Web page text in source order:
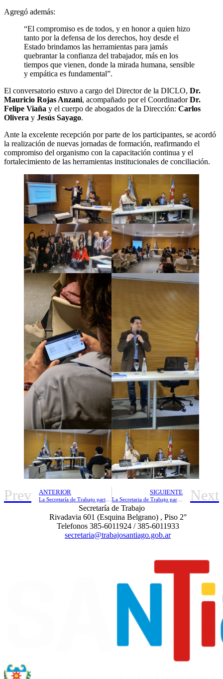
Agregó además:
“El compromiso es de todos, y en honor a quien hizo
tanto por la defensa de los derechos, hoy desde el
Estado brindamos las herramientas para jamás
quebrantar la confianza del trabajador, más en los
tiempos que vienen, donde la mirada humana, sensible
y empática es fundamental”.
El conversatorio estuvo a cargo del Director de la DICLO, Dr.
Mauricio Rojas Anzani, acompañado por el CoordinadorDr.
Felipe Viaña y el cuerpo de abogados de la Dirección: Carlos
Olivera y Jesús Sayago.
Ante la excelente recepción por parte de los participantes, se acordó
la realización de nuevas jornadas de formación, reafirmando el
compromiso del organismo con la capacitación continua y el
fortalecimiento de las herramientas institucionales de conciliación.
Prev ANTERIOR SIGUIENTE
La Secretaria de Trabajo participó de la inauguración de los nuevos consultorios médicos de UTEPSE Next
Secretaría de Trabajo
Rivadavia 601 (Esquina Belgrano) , Piso 2°
Telefonos 385-6011924 / 385-6011933
secretaria@trabajosantiago.gob.ar